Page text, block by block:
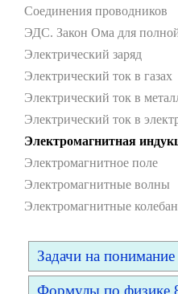
Соединения проводников
ЭДС. Закон Ома для
Электрический заряд
Электрический ток в газах
Электрический ток в
Электрический ток в
Электромагнитная
Электромагнитное поле
Электромагнитные волны
Электромагнитные
Задачи на
Формулы по физике